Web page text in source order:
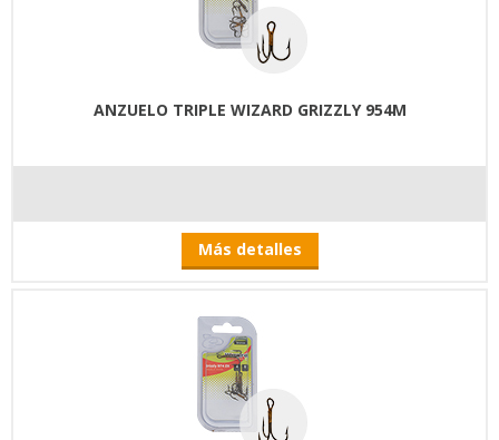
ANZUELO TRIPLE WIZARD GRIZZLY 954M
Más detalles